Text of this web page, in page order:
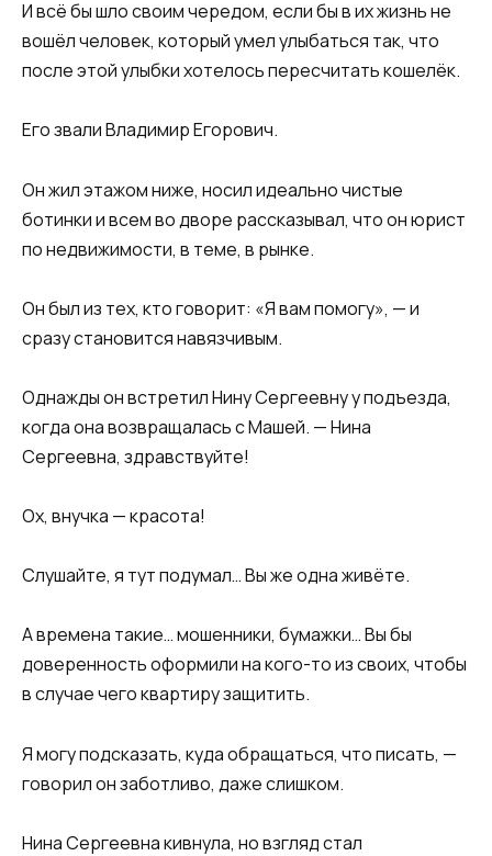
И всё бы шло своим чередом, если бы в их жизнь не
вошёл человек, который умел улыбаться так, что
после этой улыбки хотелось пересчитать кошелёк.
Его звали Владимир Егорович.
Он жил этажом ниже, носил идеально чистые
ботинки и всем во дворе рассказывал, что он юрист
по недвижимости, в теме, в рынке.
Он был из тех, кто говорит: «Я вам помогу», — и
сразу становится навязчивым.
Однажды он встретил Нину Сергеевну у подъезда,
когда она возвращалась с Машей. — Нина
Сергеевна, здравствуйте!
Ох, внучка — красота!
Слушайте, я тут подумал… Вы же одна живёте.
А времена такие… мошенники, бумажки… Вы бы
доверенность оформили на кого-то из своих, чтобы
в случае чего квартиру защитить.
Я могу подсказать, куда обращаться, что писать, —
говорил он заботливо, даже слишком.
Нина Сергеевна кивнула, но взгляд стал